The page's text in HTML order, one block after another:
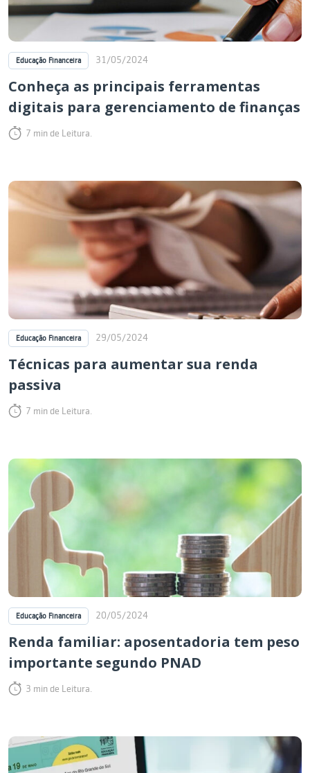
Educação Financeira 31/05/2024
Conheça as principais ferramentas
digitais para gerenciamento de finanças
7 min de Leitura.
Educação Financeira 29/05/2024
Técnicas para aumentar sua renda
passiva
7 min de Leitura.
Educação Financeira 20/05/2024
Renda familiar: aposentadoria tem peso
importante segundo PNAD
3 min de Leitura.